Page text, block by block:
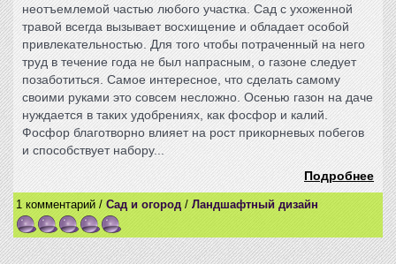
неотъемлемой частью любого участка. Сад с ухоженной
травой всегда вызывает восхищение и обладает особой
привлекательностью. Для того чтобы потраченный на него
труд в течение года не был напрасным, о газоне следует
позаботиться. Самое интересное, что сделать самому
своими руками это совсем несложно. Осенью газон на даче
нуждается в таких удобрениях, как фосфор и калий.
Фосфор благотворно влияет на рост прикорневых побегов
и способствует набору...
Подробнее
1 комментарий / Сад и огород / Ландшафтный дизайн